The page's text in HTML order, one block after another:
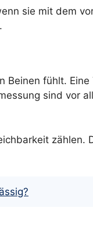
sie mit dem
fühlt.
sind vor
zählen.